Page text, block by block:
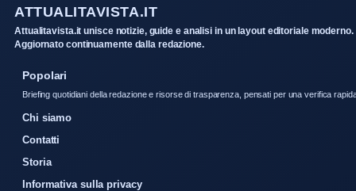
ATTUALITAVISTA.IT
Attualitavista.it unisce notizie, guide e analisi in un layout editoriale moderno.
Aggiornato continuamente dalla redazione.
Popolari
Briefing quotidiani della redazione e risorse di trasparenza, pensati per una verifica
Chi siamo
Contatti
Storia
Informativa sulla privacy